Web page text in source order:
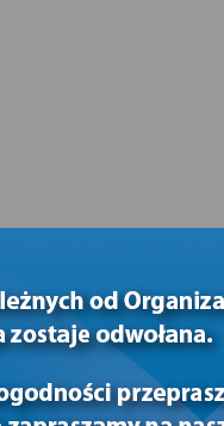
systemu obsługi